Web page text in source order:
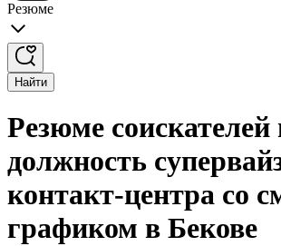
Резюме
Найти
Резюме соискателей
должность
контакт-центра со
графиком в Бекове